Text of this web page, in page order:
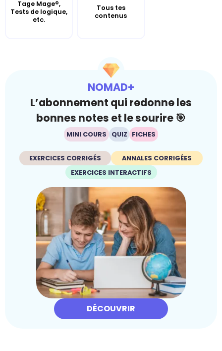
Tage Mage®,
Tests de logique,
etc.
Tous tes
contenus
NOMAD+
L’abonnement qui redonne les
bonnes notes et le sourire 🎯
MINI COURS QUIZ FICHES
EXERCICES CORRIGÉS
ANNALES CORRIGÉES
EXERCICES INTERACTIFS
DÉCOUVRIR